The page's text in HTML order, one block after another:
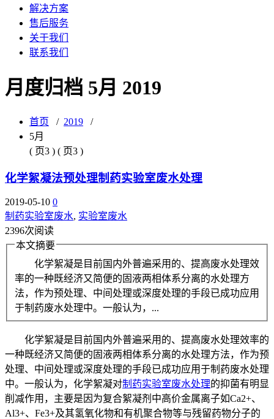
解决方案
售后服务
关于我们
联系我们
月度归档 5月 2019
首页 / 2019 /
5月
( 页3 ) ( 页3 )
化学絮凝法预处理制药实验室废水处理
2019-05-10 0
制药实验室废水, 实验室废水
2396次阅读
本文摘要
化学絮凝是目前国内外普遍采用的、提高废水处理效
率的一种既经济又简便的固液两相体系分离的水处理方
法，作为预处理、中间处理或深度处理的手段已成功应用
于制药废水处理中。一般认为，...
化学絮凝是目前国内外普遍采用的、提高废水处理效率的
一种既经济又简便的固液两相体系分离的水处理方法，作为预
处理、中间处理或深度处理的手段已成功应用于制药废水处理
中。一般认为，化学絮凝对制药实验室废水处理的抑菌有明显
削减作用，主要是因为复合絮凝剂中高价金属离子如Ca2+、
Al3+、Fe3+及其氢氧化物和有机聚合物等与残留药物分子的